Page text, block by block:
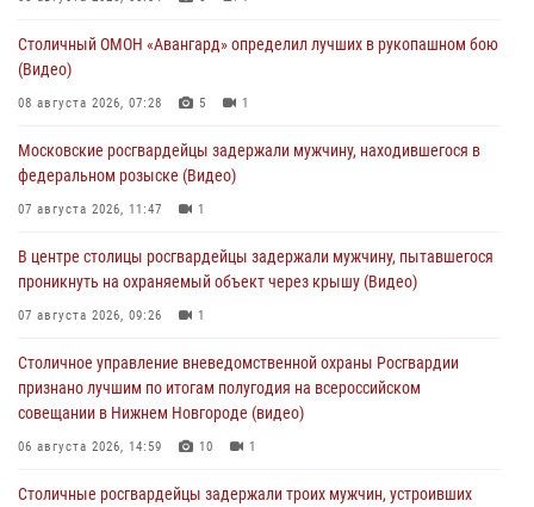
Столичный ОМОН «Авангард» определил лучших в рукопашном бою
(Видео)
08 августа 2026, 07:28 5 1
Московские росгвардейцы задержали мужчину, находившегося в
федеральном розыске (Видео)
07 августа 2026, 11:47 1
В центре столицы росгвардейцы задержали мужчину, пытавшегося
проникнуть на охраняемый объект через крышу (Видео)
07 августа 2026, 09:26 1
Столичное управление вневедомственной охраны Росгвардии
признано лучшим по итогам полугодия на всероссийском
совещании в Нижнем Новгороде (видео)
06 августа 2026, 14:59 10 1
Столичные росгвардейцы задержали троих мужчин, устроивших